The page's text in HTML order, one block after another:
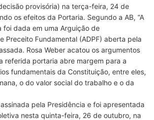
provisória) na terça-feira, 24 de
os efeitos da Portaria. Segundo a AB, “A
foi dada em uma Arguição de
Preceito Fundamental (ADPF) aberta pela
Rosa Weber acatou os argumentos
referida portaria abre margem para a
fundamentais da Constituição, entre eles,
o do valor social do trabalho e o da
pela Presidência e foi apresentada
nesta quinta-feira, 26 de outubro, na